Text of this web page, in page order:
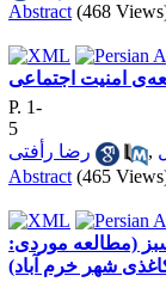
Abstract (468
امنیت اجتماعی
P. 1-
5
رضا رأفتی
,
Abstract (465
(مطالعه موردی:
شهر خرم آباد)